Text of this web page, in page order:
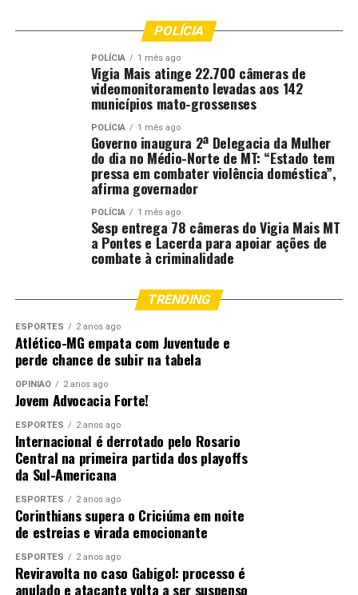
POLÍCIA
POLÍCIA 1 mês ago
Vigia Mais atinge 22.700 câmeras de
videomonitoramento levadas aos 142
municípios mato-grossenses
POLÍCIA 1 mês ago
Governo inaugura 2ª Delegacia da Mulher
do dia no Médio-Norte de MT: “Estado tem
pressa em combater violência doméstica”,
afirma governador
POLÍCIA 1 mês ago
Sesp entrega 78 câmeras do Vigia Mais MT
a Pontes e Lacerda para apoiar ações de
combate à criminalidade
TRENDING
ESPORTES 2 anos ago
Atlético-MG empata com Juventude e
perde chance de subir na tabela
OPINIÃO 2 anos ago
Jovem Advocacia Forte!
ESPORTES 2 anos ago
Internacional é derrotado pelo Rosario
Central na primeira partida dos playoffs
da Sul-Americana
ESPORTES 2 anos ago
Corinthians supera o Criciúma em noite
de estreias e virada emocionante
ESPORTES 2 anos ago
Reviravolta no caso Gabigol: processo é
anulado e atacante volta a ser suspenso